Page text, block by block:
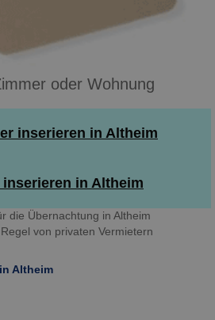
oder Wohnung
inserieren in Altheim
inserieren in Altheim
die Übernachtung in Altheim
von privaten Vermietern
Altheim